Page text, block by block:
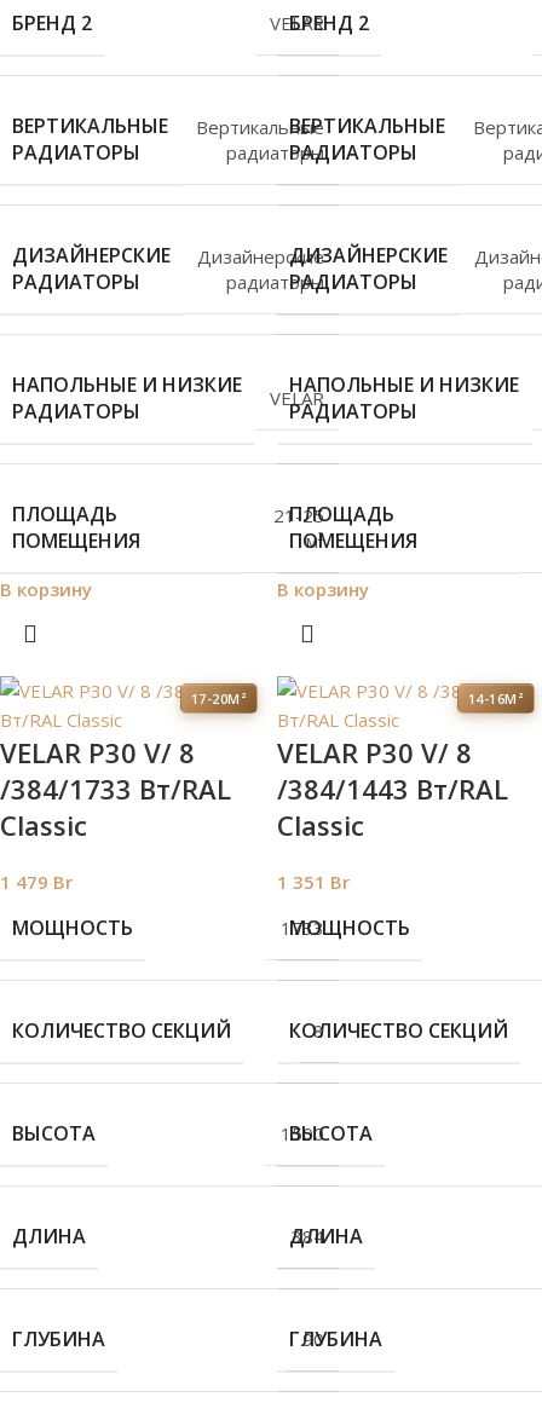
БРЕНД 2 VELAR
ВЕРТИКАЛЬНЫЕ
РАДИАТОРЫ
Вертикальные
радиаторы
ДИЗАЙНЕРСКИЕ
РАДИАТОРЫ
Дизайнерские
радиаторы
НАПОЛЬНЫЕ И НИЗКИЕ
РАДИАТОРЫ
VELAR
ПЛОЩАДЬ
ПОМЕЩЕНИЯ
21-25
м²
В корзину
БРЕНД 2
ВЕРТИКАЛЬНЫЕ
РАДИАТОРЫ
ДИЗАЙНЕРСКИЕ
РАДИАТОРЫ
НАПОЛЬНЫЕ И НИЗКИЕ
РАДИАТОРЫ
ПЛОЩАДЬ
ПОМЕЩЕНИЯ
В корзину
17-20М²
VELAR P30 V/ 8
/384/1733 Вт/RAL
Classic
1 479 Br
МОЩНОСТЬ 1733
КОЛИЧЕСТВО СЕКЦИЙ 8
ВЫСОТА 1500
ДЛИНА 384
ГЛУБИНА 90
14-16М²
VELAR P30 V/ 8
/384/1443 Вт/RAL
Classic
1 351 Br
МОЩНОСТЬ
КОЛИЧЕСТВО СЕКЦИЙ
ВЫСОТА
ДЛИНА
ГЛУБИНА